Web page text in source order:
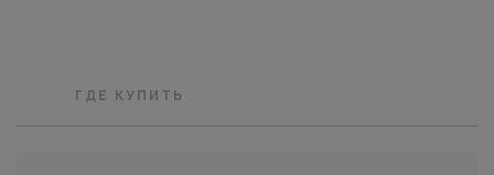
ГДЕ КУПИТЬ